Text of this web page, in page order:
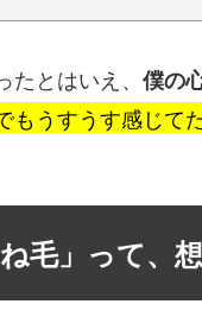
とはいえ、 僕の
もうすうす感じ
毛」って、